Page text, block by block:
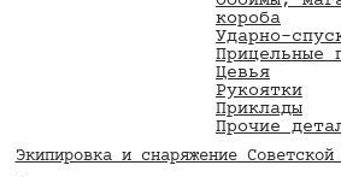
короба
Ударно-
Прицельные
Цевья
Рукоятки
Приклады
Прочие
Экипировка и снаряжение Советской